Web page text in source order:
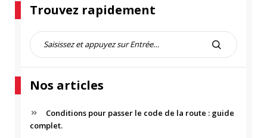
Trouvez rapidement
R
e
e
c
h
R
E
R
Nos articles
Conditions pour passer le code de la route : guide
complet.